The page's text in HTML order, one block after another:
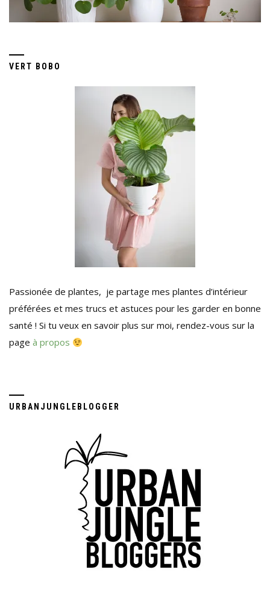
VERT BOBO
Passionée de plantes, je partage mes plantes d’intérieur
préférées et mes trucs et astuces pour les garder en bonne
santé ! Si tu veux en savoir plus sur moi, rendez-vous sur la
page à propos
URBANJUNGLEBLOGGER